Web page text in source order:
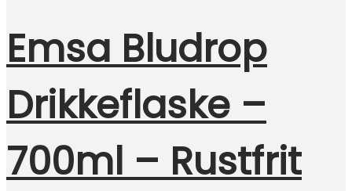
Emsa Bludrop
Drikkeflaske –
700ml – Rustfrit